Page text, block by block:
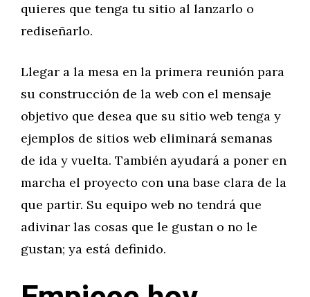
quieres que tenga tu sitio al lanzarlo o
rediseñarlo.
Llegar a la mesa en la primera reunión para
su construcción de la web con el mensaje
objetivo que desea que su sitio web tenga y
ejemplos de sitios web eliminará semanas
de ida y vuelta. También ayudará a poner en
marcha el proyecto con una base clara de la
que partir. Su equipo web no tendrá que
adivinar las cosas que le gustan o no le
gustan; ya está definido.